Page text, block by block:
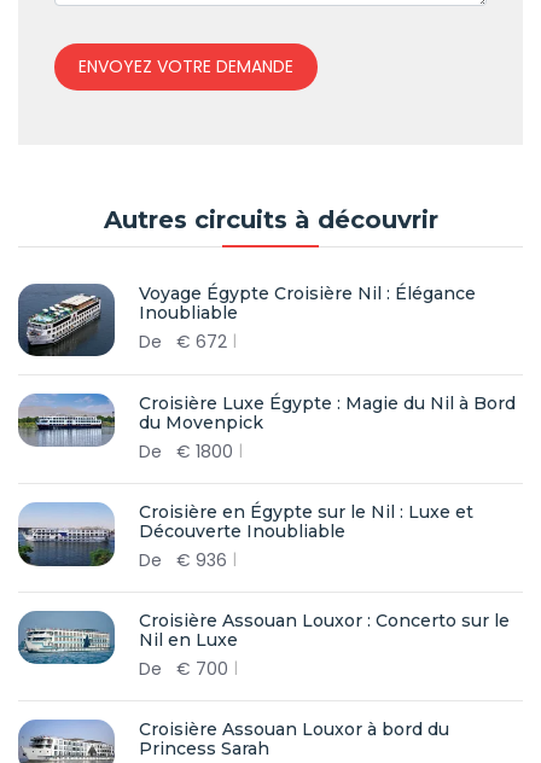
ENVOYEZ VOTRE DEMANDE
Autres circuits à découvrir
Voyage Égypte Croisière Nil : Élégance
Inoubliable
De € 672
Croisière Luxe Égypte : Magie du Nil à Bord
du Movenpick
De € 1800
Croisière en Égypte sur le Nil : Luxe et
Découverte Inoubliable
De € 936
Croisière Assouan Louxor : Concerto sur le
Nil en Luxe
De € 700
Croisière Assouan Louxor à bord du
Princess Sarah